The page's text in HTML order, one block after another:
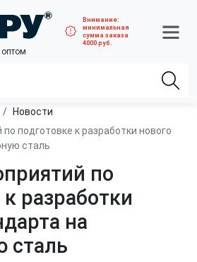
оптом
Внимание:
минимальная
сумма заказа
4000 руб.
Новости
подготовке к разработки нового
сталь
по
разработки
на
сталь